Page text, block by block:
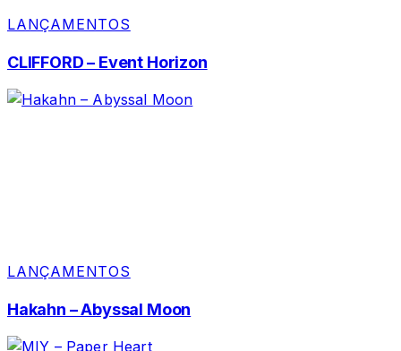
LANÇAMENTOS
CLIFFORD – Event Horizon
LANÇAMENTOS
Hakahn – Abyssal Moon